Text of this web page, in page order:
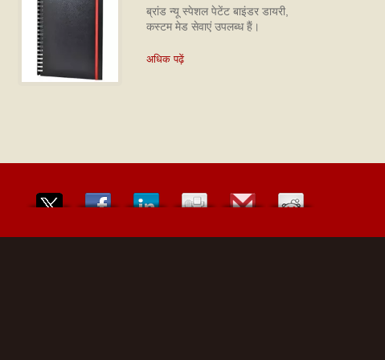
ब्रांड न्यू स्पेशल पेटेंट बाइंडर डायरी,
कस्टम मेड सेवाएं उपलब्ध हैं।
अधिक पढ़ें